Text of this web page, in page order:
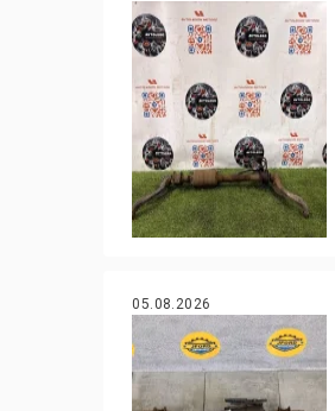
05.08.2026